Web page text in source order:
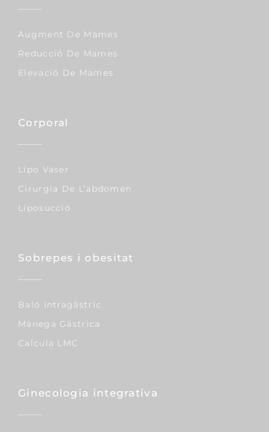
Augment De Mames
Reducció De Mames
Elevació De Mames
Corporal
Lipo Vaser
Cirurgia De L’abdomen
Liposucció
Sobrepes i obesitat
Baló Intragàstric
Mànega Gàstrica
Calcula LMC
Ginecologia integrativa